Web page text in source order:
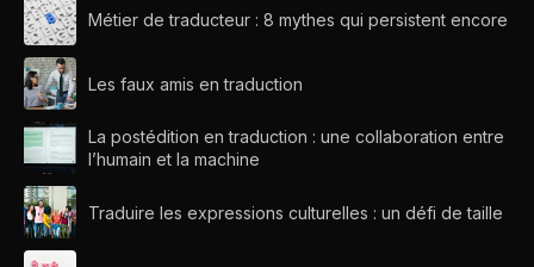
Métier de traducteur : 8 mythes qui persistent encore
Les faux amis en traduction
La postédition en traduction : une collaboration entre
l’humain et la machine
Traduire les expressions culturelles : un défi de taille